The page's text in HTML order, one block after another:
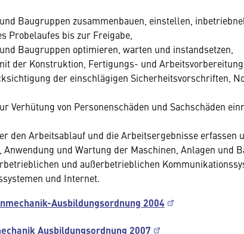
Baugruppen zusammenbauen, einstellen,
Probelaufes bis zur Freigabe,
Baugruppen optimieren, warten und instandsetzen,
der Konstruktion, Fertigungs- und Arbeitsvorbereitung,
der einschlägigen Sicherheitsvorschriften,
Verhütung von Personenschäden und Sachschäden
den Arbeitsablauf und die Arbeitsergebnisse erfassen
Anwendung und Wartung der Maschinen, Anlagen und
und außerbetrieblichen
und Internet.
Ausbildungsordnung 2004
Ausbildungsordnung 2007